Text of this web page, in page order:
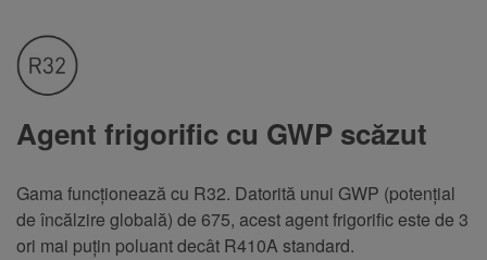
Agent frigorific cu GWP scăzut
Gama funcționează cu R32. Datorită unui GWP (potențial
de încălzire globală) de 675, acest agent frigorific este de 3
ori mai puțin poluant decât R410A standard.